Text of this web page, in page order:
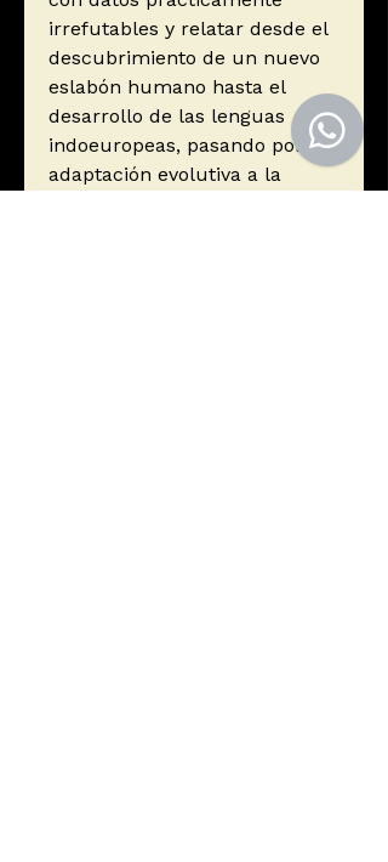
irrefutables y relatar desde el
descubrimiento de un nuevo
eslabón humano hasta el
desarrollo de las lenguas
indoeuropeas, pasando por la
adaptación evolutiva a la